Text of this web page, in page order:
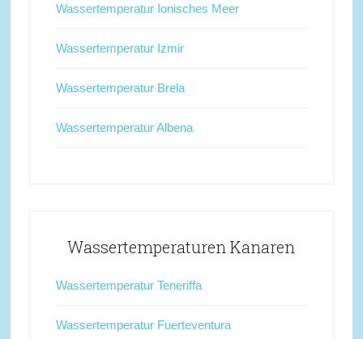
Wassertemperatur Ionisches Meer
Wassertemperatur Izmir
Wassertemperatur Brela
Wassertemperatur Albena
Wassertemperaturen Kanaren
Wassertemperatur Teneriffa
Wassertemperatur Fuerteventura